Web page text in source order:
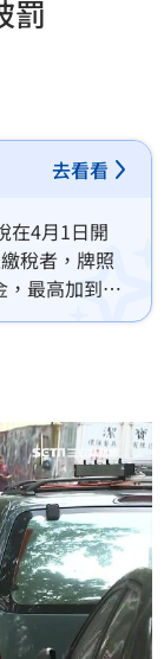
罰
去看看
在4月1日開
稅者，牌照
，最高加到
外罰鍰及強制
將被依法開